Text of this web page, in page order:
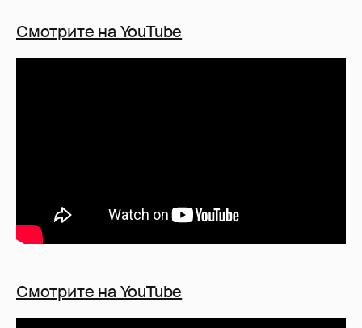
Смотрите на YouTube
Смотрите на YouTube